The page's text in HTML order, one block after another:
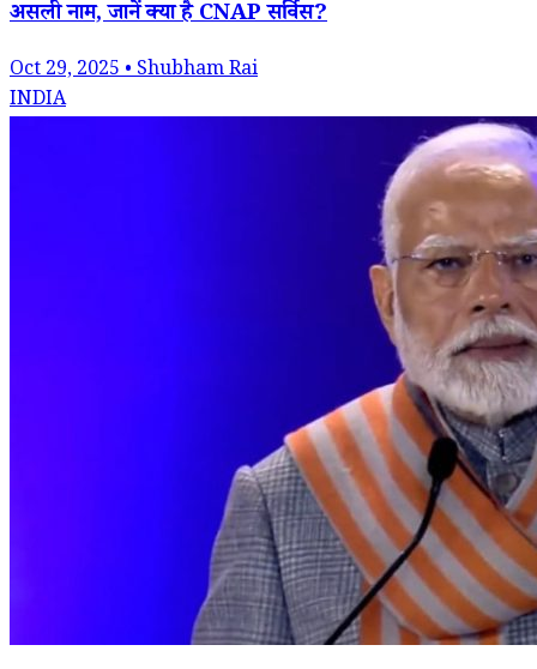
असली नाम, जानें क्या है CNAP सर्विस?
Oct 29, 2025 • Shubham Rai
INDIA